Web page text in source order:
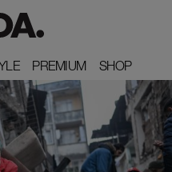
PREMIUM
PREMIUM SHOP
SHOP